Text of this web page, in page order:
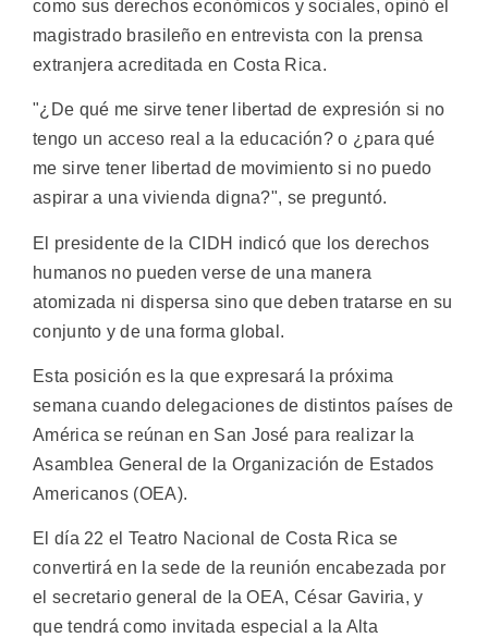
como sus derechos económicos y sociales, opinó el
magistrado brasileño en entrevista con la prensa
extranjera acreditada en Costa Rica.
"¿De qué me sirve tener libertad de expresión si no
tengo un acceso real a la educación? o ¿para qué
me sirve tener libertad de movimiento si no puedo
aspirar a una vivienda digna?", se preguntó.
El presidente de la CIDH indicó que los derechos
humanos no pueden verse de una manera
atomizada ni dispersa sino que deben tratarse en su
conjunto y de una forma global.
Esta posición es la que expresará la próxima
semana cuando delegaciones de distintos países de
América se reúnan en San José para realizar la
Asamblea General de la Organización de Estados
Americanos (OEA).
El día 22 el Teatro Nacional de Costa Rica se
convertirá en la sede de la reunión encabezada por
el secretario general de la OEA, César Gaviria, y
que tendrá como invitada especial a la Alta